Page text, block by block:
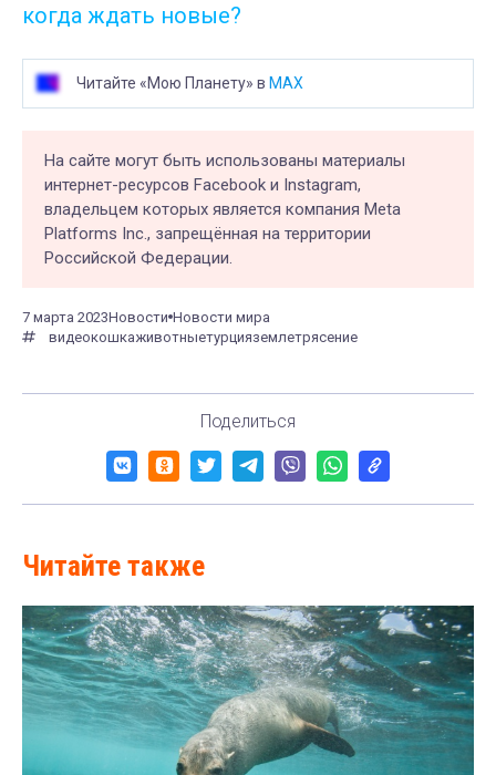
когда ждать новые?
Читайте «Мою Планету» в MAX
На сайте могут быть использованы материалы
интернет-ресурсов Facebook и Instagram,
владельцем которых является компания Meta
Platforms Inc., запрещённая на территории
Российской Федерации.
7 марта 2023Новости Новости мира
видеокошкаживотныетурцияземлетрясение
Поделиться
Читайте также